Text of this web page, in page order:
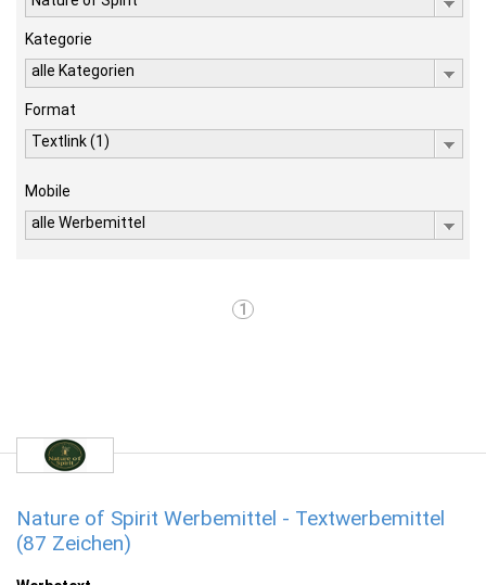
Kategorie
alle Kategorien
Format
Textlink (1)
Mobile
alle Werbemittel
1
Nature of Spirit Werbemittel - Textwerbemittel
(87 Zeichen)